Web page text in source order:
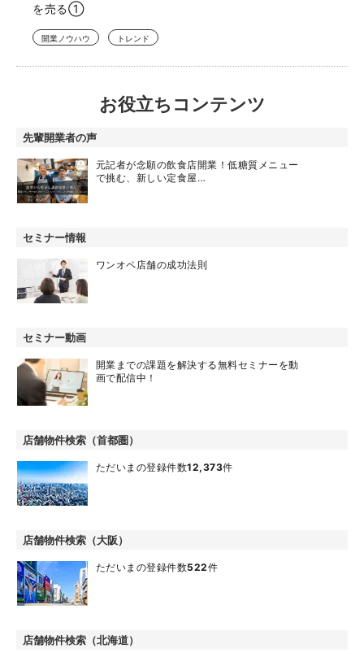
を売る①
開業ノウハウ トレンド
お役立ちコンテンツ
先輩開業者の声
元記者が念願の飲食店開業！低糖質メニュー
で挑む、新しい定食屋…
セミナー情報
ワンオペ店舗の成功法則
セミナー動画
開業までの課題を解決する無料セミナーを動
画で配信中！
店舗物件検索（首都圏）
ただいまの登録件数12,373件
店舗物件検索（大阪）
ただいまの登録件数522件
店舗物件検索（北海道）